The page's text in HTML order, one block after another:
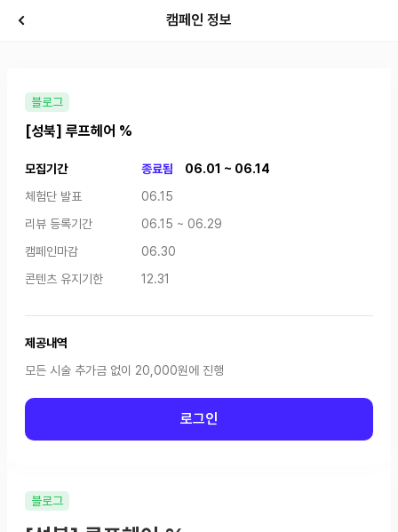
캠페인 정보
블로그
블로그
[성북] 루프헤어 %
모집기간 종료됨
06.01 ~ 06.14
체험단 발표
06.15
리뷰 등록기간
06.15 ~ 06.29
캠페인마감
06.30
콘텐츠 유지기한
12.31
제공내역
모든 시술 추가금 없이 20,000원에 진행
로그인